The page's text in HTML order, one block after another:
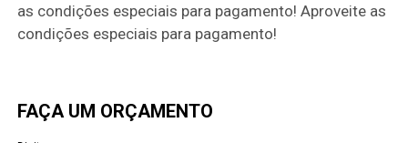
as condições especiais para pagamento! Aproveite as
condições especiais para pagamento!
FAÇA UM ORÇAMENTO